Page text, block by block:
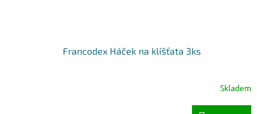
Francodex Háček na klíšťata 3ks
Skladem